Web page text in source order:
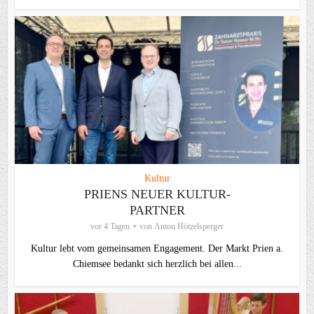
Kultur
PRIENS NEUER KULTUR-
PARTNER
vor 4 Tagen von Anton Hötzelsperger
Kultur lebt vom gemeinsamen Engagement. Der Markt Prien a.
Chiemsee bedankt sich herzlich bei allen...